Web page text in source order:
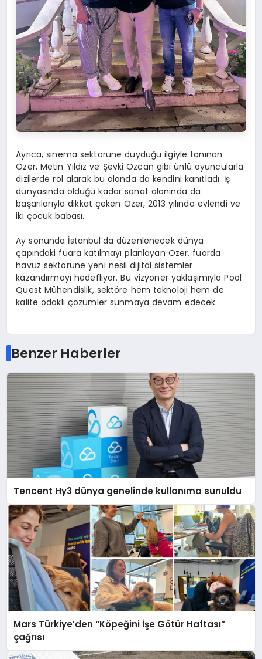
Ayrıca, sinema sektörüne duyduğu ilgiyle tanınan
Özer, Metin Yıldız ve Şevki Özcan gibi ünlü oyuncularla
dizilerde rol alarak bu alanda da kendini kanıtladı. İş
dünyasında olduğu kadar sanat alanında da
başarılarıyla dikkat çeken Özer, 2013 yılında evlendi ve
iki çocuk babası.
Ay sonunda İstanbul’da düzenlenecek dünya
çapındaki fuara katılmayı planlayan Özer, fuarda
havuz sektörüne yeni nesil dijital sistemler
kazandırmayı hedefliyor. Bu vizyoner yaklaşımıyla Pool
Quest Mühendislik, sektöre hem teknoloji hem de
kalite odaklı çözümler sunmaya devam edecek.
Benzer Haberler
Tencent Hy3 dünya genelinde kullanıma sunuldu
Mars Türkiye’den “Köpeğini İşe Götür Haftası”
çağrısı